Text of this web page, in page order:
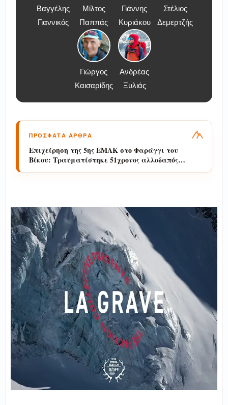
Βαγγέλης
Γιαννικός
Μίλτος
Παππάς
Γιάννης
Κυριάκου
Στέλιος
Δεμερτζής
Γιώργος
Καισαρίδης
Ανδρέας
Ξυλιάς
ΠΡΟΣΦΑΤΑ ΑΡΘΡΑ
Επιχείρηση της 5ης ΕΜΑΚ στο Φαράγγι του
Βίκου: Τραυματίστηκε 51χρονος αλλοδαπός